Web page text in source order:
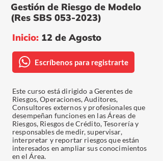
Gestión de Riesgo de Modelo
(Res SBS 053-2023)
Inicio: 12 de Agosto
Escríbenos para registrarte
Este curso está dirigido a Gerentes de
Riesgos, Operaciones, Auditores,
Consultores externos y profesionales que
desempeñan funciones en las Áreas de
Riesgos, Riesgos de Crédito, Tesorería y
responsables de medir, supervisar,
interpretar y reportar riesgos que están
interesados en ampliar sus conocimientos
en el Área.